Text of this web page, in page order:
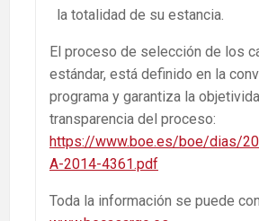
la totalidad de su estancia.
El proceso de selección de los
estándar, está definido en la
programa y garantiza la
transparencia del proceso:
https://www.boe.es/boe/dias/
A-2014-4361.pdf
Toda la información se puede